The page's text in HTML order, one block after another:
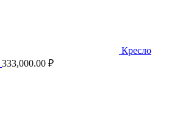
Кресло
333,000.00 ₽